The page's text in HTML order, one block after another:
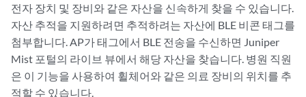
전자 장치 및 장비와 같은 자산을 신속하게 찾을 수 있습니다.
자산 추적을 지원하려면 추적하려는 자산에 BLE 비콘 태그를
첨부합니다. AP가 태그에서 BLE 전송을 수신하면 Juniper
Mist 포털의 라이브 뷰에서 해당 자산을 찾습니다. 병원 직원
은 이 기능을 사용하여 휠체어와 같은 의료 장비의 위치를 추
적할 수 있습니다.